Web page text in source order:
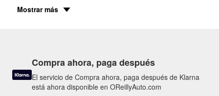
Mostrar más
Compra ahora, paga después
El servicio de Compra ahora, paga después de Klarna
está ahora disponible en OReillyAuto.com